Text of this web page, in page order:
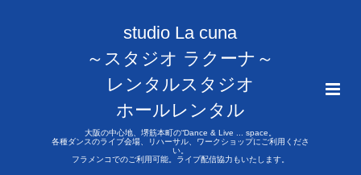
studio La cuna
～スタジオ ラクーナ～
レンタルスタジオ
ホールレンタル
大阪の中心地、堺筋本町の“Dance & Live ... space。
各種ダンスのライブ会場、リハーサル、ワークショップにご利用くださ
い。
フラメンコでのご利用可能。ライブ配信協力もいたします。